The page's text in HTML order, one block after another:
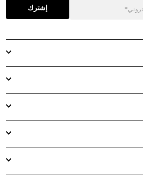
إشترك